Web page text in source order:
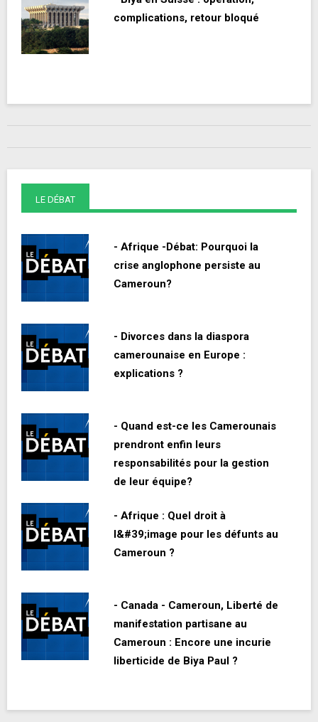
complications, retour bloqué
LE DÉBAT
- Afrique -Débat: Pourquoi la
crise anglophone persiste au
Cameroun?
- Divorces dans la diaspora
camerounaise en Europe :
explications ?
- Quand est-ce les Camerounais
prendront enfin leurs
responsabilités pour la gestion
de leur équipe?
- Afrique : Quel droit à
l&#39;image pour les défunts au
Cameroun ?
- Canada - Cameroun, Liberté de
manifestation partisane au
Cameroun : Encore une incurie
liberticide de Biya Paul ?